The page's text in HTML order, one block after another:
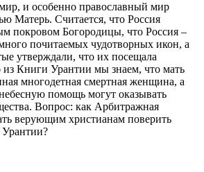
и особенно православный мир
Матерь. Считается, что Россия
покровом Богородицы, что Россия –
почитаемых чудотворных икон, а
утверждали, что их посещала
Книги Урантии мы знаем, что мать
многодетная смертная женщина, а
помощь могут оказывать
Вопрос: как Арбитражная
верующим христианам поверить